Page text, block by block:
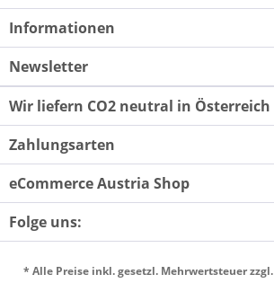
Informationen
Newsletter
Wir liefern CO2 neutral in Österreich
Zahlungsarten
eCommerce Austria Shop
Folge uns:
* Alle Preise inkl. gesetzl. Mehrwertsteuer zzgl.